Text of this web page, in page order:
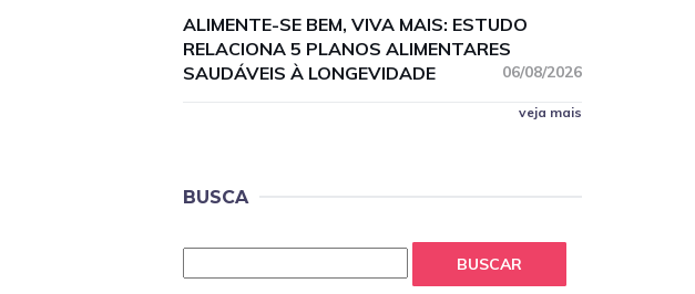
ALIMENTE-SE BEM, VIVA MAIS: ESTUDO
RELACIONA 5 PLANOS ALIMENTARES
SAUDÁVEIS À LONGEVIDADE
06/08/2026
veja mais
BUSCA
BUSCAR